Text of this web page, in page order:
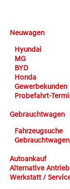
Neuwagen
Hyundai
MG
BYD
Honda
Gewerbekunden
Probefahrt-
Gebrauchtwagen
Fahrzeugsuche
Gebrauchtwagen
Autoankauf
Alternative
Werkstatt /